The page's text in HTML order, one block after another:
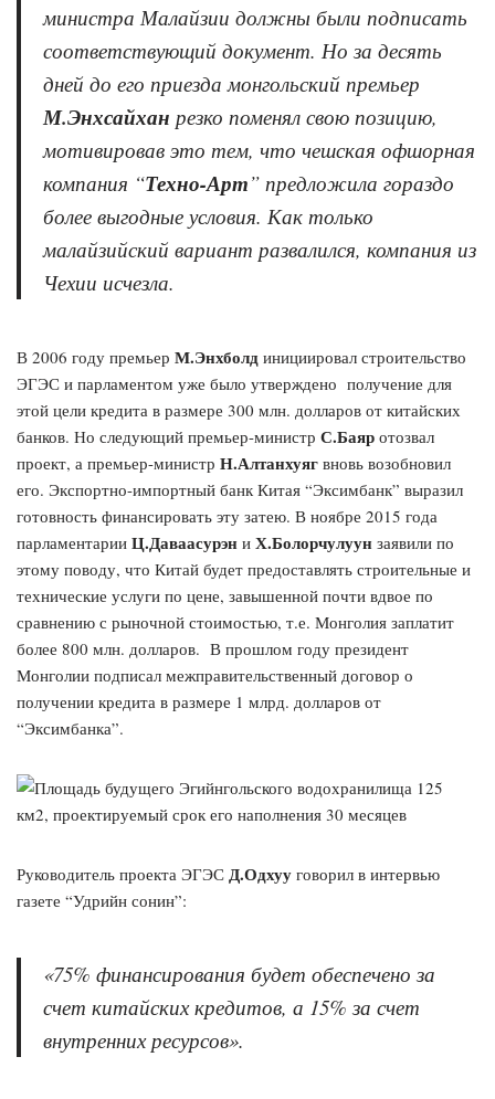
министра Малайзии должны были подписать
соответствующий документ. Но за десять
дней до его приезда монгольский премьер
М.Энхсайхан резко поменял свою позицию,
мотивировав это тем, что чешская офшорная
компания “Техно-Арт” предложила гораздо
более выгодные условия. Как только
малайзийский вариант развалился, компания из
Чехии исчезла.
В 2006 году премьер М.Энхболд инициировал строительство
ЭГЭС и парламентом уже было утверждено получение для
этой цели кредита в размере 300 млн. долларов от китайских
банков. Но следующий премьер-министр С.Баяр отозвал
проект, а премьер-министр Н.Алтанхуяг вновь возобновил
его. Экспортно-импортный банк Китая “Эксимбанк” выразил
готовность финансировать эту затею. В ноябре 2015 года
парламентарии Ц.Даваасурэн и Х.Болорчулуун заявили по
этому поводу, что Китай будет предоставлять строительные и
технические услуги по цене, завышенной почти вдвое по
сравнению с рыночной стоимостью, т.е. Монголия заплатит
более 800 млн. долларов. В прошлом году президент
Монголии подписал межправительственный договор о
получении кредита в размере 1 млрд. долларов от
“Эксимбанка”.
Руководитель проекта ЭГЭС Д.Одхуу говорил в интервью
газете “Удрийн сонин”:
«75% финансирования будет обеспечено за
счет китайских кредитов, а 15% за счет
внутренних ресурсов».